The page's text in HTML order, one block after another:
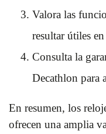
Valora las
resultar útiles
Consulta la
Decathlon para
En resumen, los
ofrecen una amplia